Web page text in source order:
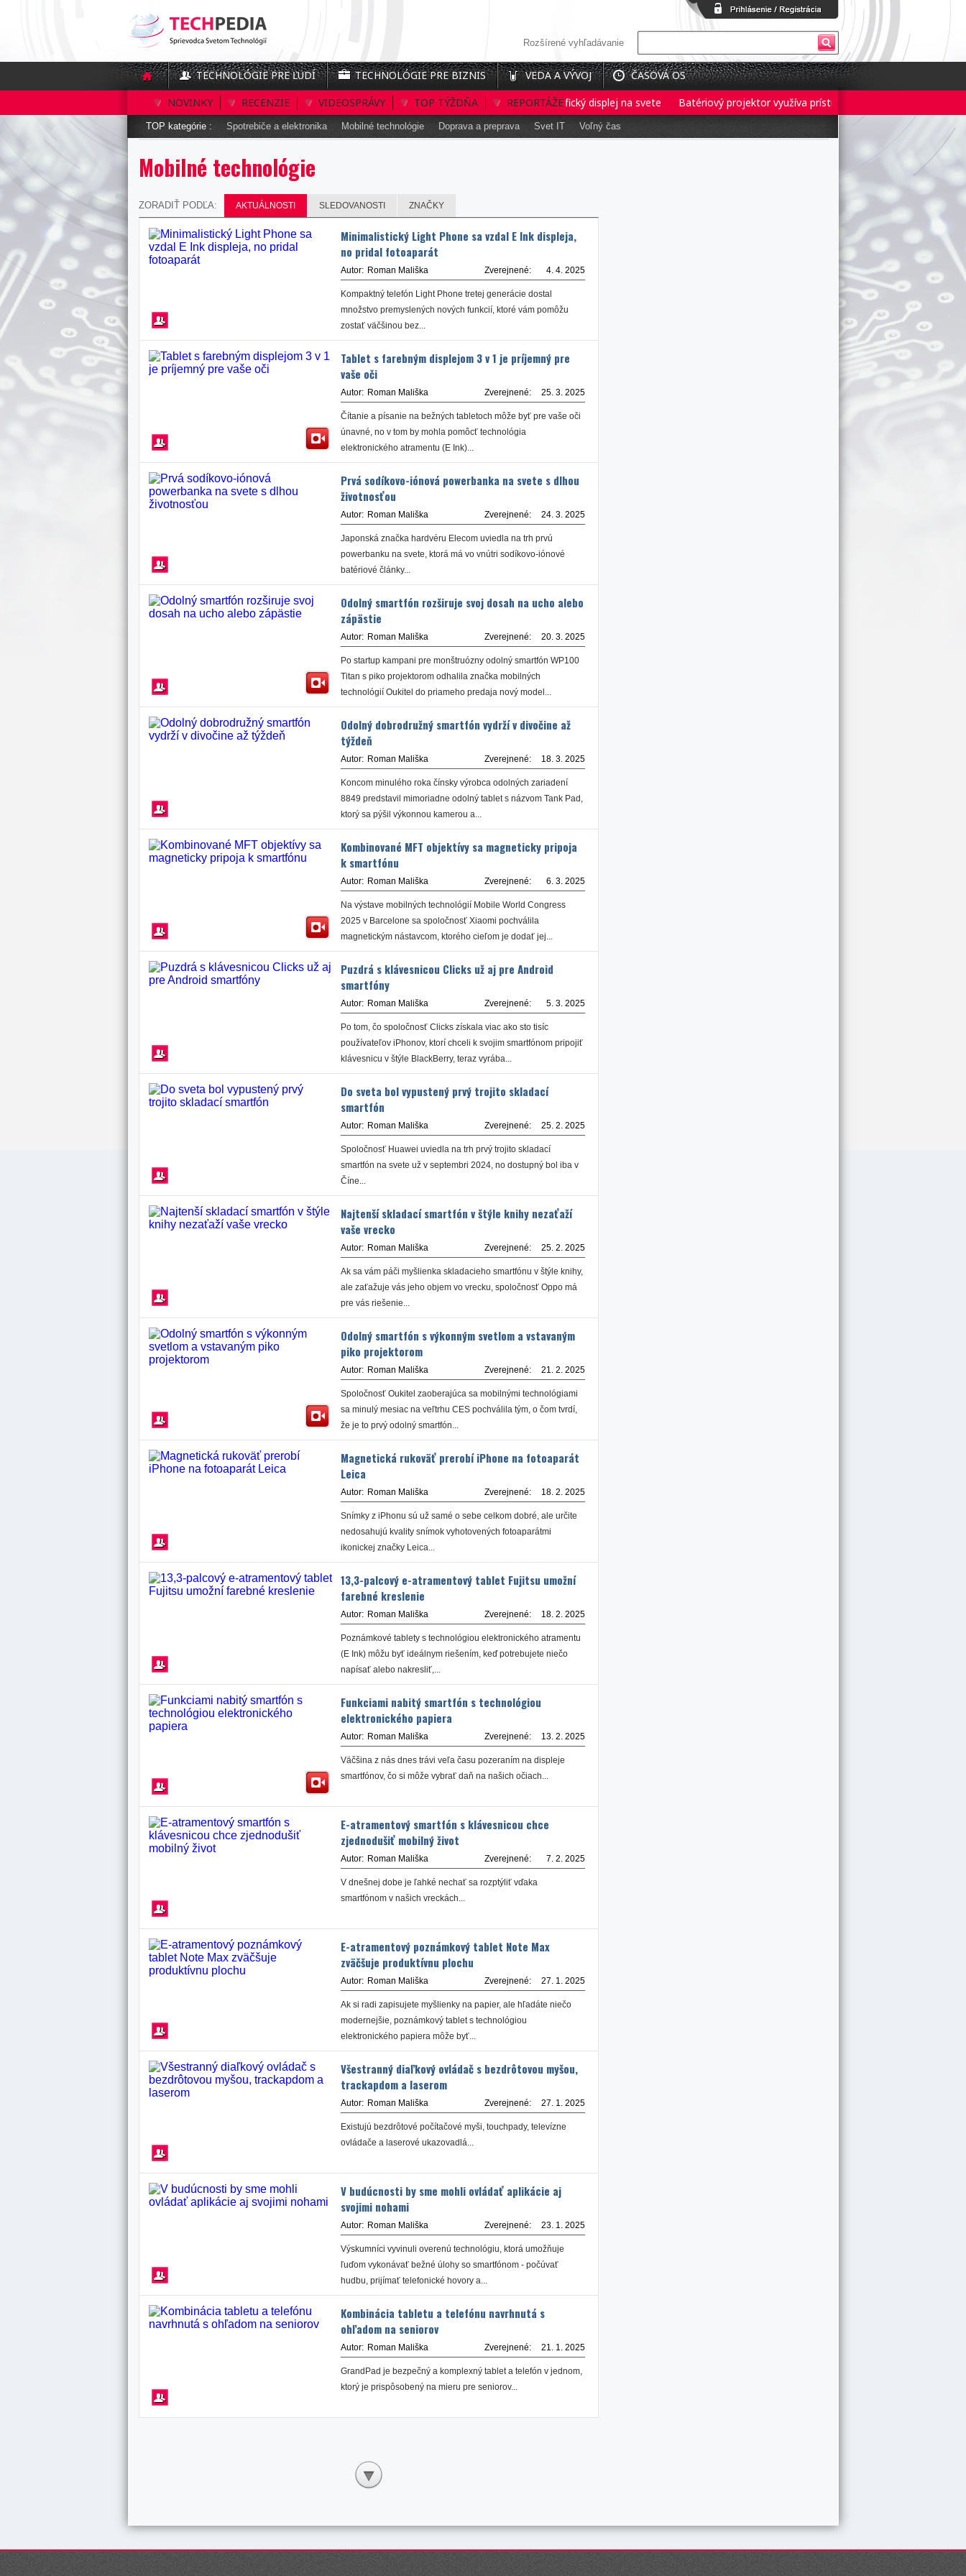
Rozšírené vyhľadávanie
TECHNOLÓGIE PRE ĽUDÍ TECHNOLÓGIE PRE BIZNIS VEDA A VÝVOJ
ČASOVÁ OS
NOVINKY
RECENZIE VIDEOSPRÁVY TOP TÝŽDŇA REPORTÁŽE
TOP kategórie : Spotrebiče a elektronika Mobilné technológie Doprava a preprava Svet IT Voľný čas
Prvý interaktívny 3D holografický displej na svete Batériový projektor využíva prístup 3 v 1 pre flexibilné nastavenie
Mobilné technológie
ZORADIŤ PODĽA: AKTUÁLNOSTI SLEDOVANOSTI ZNAČKY
Minimalistický Light Phone sa vzdal E Ink displeja,
no pridal fotoaparát
Autor: Roman Mališka Zverejnené: 4. 4. 2025
Kompaktný telefón Light Phone tretej generácie dostal
množstvo premyslených nových funkcií, ktoré vám pomôžu
zostať väčšinou bez...
Tablet s farebným displejom 3 v 1 je príjemný pre
vaše oči
Autor: Roman Mališka Zverejnené: 25. 3. 2025
Čítanie a písanie na bežných tabletoch môže byť pre vaše oči
únavné, no v tom by mohla pomôcť technológia
elektronického atramentu (E Ink)...
Prvá sodíkovo-iónová powerbanka na svete s dlhou
životnosťou
Autor: Roman Mališka Zverejnené: 24. 3. 2025
Japonská značka hardvéru Elecom uviedla na trh prvú
powerbanku na svete, ktorá má vo vnútri sodíkovo-iónové
batériové články...
Odolný smartfón rozširuje svoj dosah na ucho alebo
zápästie
Autor: Roman Mališka Zverejnené: 20. 3. 2025
Po startup kampani pre monštruózny odolný smartfón WP100
Titan s piko projektorom odhalila značka mobilných
technológií Oukitel do priameho predaja nový model...
Odolný dobrodružný smartfón vydrží v divočine až
týždeň
Autor: Roman Mališka Zverejnené: 18. 3. 2025
Koncom minulého roka čínsky výrobca odolných zariadení
8849 predstavil mimoriadne odolný tablet s názvom Tank Pad,
ktorý sa pýšil výkonnou kamerou a...
Kombinované MFT objektívy sa magneticky pripoja
k smartfónu
Autor: Roman Mališka Zverejnené: 6. 3. 2025
Na výstave mobilných technológií Mobile World Congress
2025 v Barcelone sa spoločnosť Xiaomi pochválila
magnetickým nástavcom, ktorého cieľom je dodať jej...
Puzdrá s klávesnicou Clicks už aj pre Android
smartfóny
Autor: Roman Mališka Zverejnené: 5. 3. 2025
Po tom, čo spoločnosť Clicks získala viac ako sto tisíc
používateľov iPhonov, ktorí chceli k svojim smartfónom pripojiť
klávesnicu v štýle BlackBerry, teraz vyrába...
Do sveta bol vypustený prvý trojito skladací
smartfón
Autor: Roman Mališka Zverejnené: 25. 2. 2025
Spoločnosť Huawei uviedla na trh prvý trojito skladací
smartfón na svete už v septembri 2024, no dostupný bol iba v
Číne...
Najtenší skladací smartfón v štýle knihy nezaťaží
vaše vrecko
Autor: Roman Mališka Zverejnené: 25. 2. 2025
Ak sa vám páči myšlienka skladacieho smartfónu v štýle knihy,
ale zaťažuje vás jeho objem vo vrecku, spoločnosť Oppo má
pre vás riešenie...
Odolný smartfón s výkonným svetlom a vstavaným
piko projektorom
Autor: Roman Mališka Zverejnené: 21. 2. 2025
Spoločnosť Oukitel zaoberajúca sa mobilnými technológiami
sa minulý mesiac na veľtrhu CES pochválila tým, o čom tvrdí,
že je to prvý odolný smartfón...
Magnetická rukoväť prerobí iPhone na fotoaparát
Leica
Autor: Roman Mališka Zverejnené: 18. 2. 2025
Snímky z iPhonu sú už samé o sebe celkom dobré, ale určite
nedosahujú kvality snímok vyhotovených fotoaparátmi
ikonickej značky Leica...
13,3-palcový e-atramentový tablet Fujitsu umožní
farebné kreslenie
Autor: Roman Mališka Zverejnené: 18. 2. 2025
Poznámkové tablety s technológiou elektronického atramentu
(E Ink) môžu byť ideálnym riešením, keď potrebujete niečo
napísať alebo nakresliť,...
Funkciami nabitý smartfón s technológiou
elektronického papiera
Autor: Roman Mališka Zverejnené: 13. 2. 2025
Väčšina z nás dnes trávi veľa času pozeraním na displeje
smartfónov, čo si môže vybrať daň na našich očiach...
E-atramentový smartfón s klávesnicou chce
zjednodušiť mobilný život
Autor: Roman Mališka Zverejnené: 7. 2. 2025
V dnešnej dobe je ľahké nechať sa rozptýliť vďaka
smartfónom v našich vreckách...
E-atramentový poznámkový tablet Note Max
zväčšuje produktívnu plochu
Autor: Roman Mališka Zverejnené: 27. 1. 2025
Ak si radi zapisujete myšlienky na papier, ale hľadáte niečo
modernejšie, poznámkový tablet s technológiou
elektronického papiera môže byť...
Všestranný diaľkový ovládač s bezdrôtovou myšou,
trackapdom a laserom
Autor: Roman Mališka Zverejnené: 27. 1. 2025
Existujú bezdrôtové počítačové myši, touchpady, televízne
ovládače a laserové ukazovadlá...
V budúcnosti by sme mohli ovládať aplikácie aj
svojimi nohami
Autor: Roman Mališka Zverejnené: 23. 1. 2025
Výskumníci vyvinuli overenú technológiu, ktorá umožňuje
ľuďom vykonávať bežné úlohy so smartfónom - počúvať
hudbu, prijímať telefonické hovory a...
Kombinácia tabletu a telefónu navrhnutá s
ohľadom na seniorov
Autor: Roman Mališka Zverejnené: 21. 1. 2025
GrandPad je bezpečný a komplexný tablet a telefón v jednom,
ktorý je prispôsobený na mieru pre seniorov...